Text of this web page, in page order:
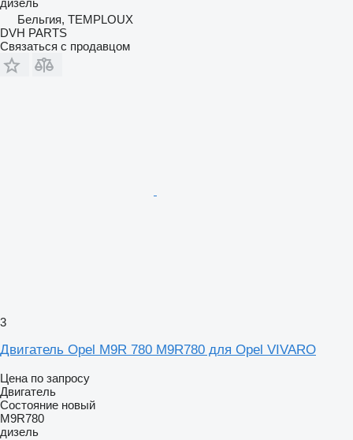
дизель
Бельгия, TEMPLOUX
DVH PARTS
Связаться с продавцом
3
Двигатель Opel M9R 780 M9R780 для Opel VIVARO
Цена по запросу
Двигатель
Состояние новый
M9R780
дизель